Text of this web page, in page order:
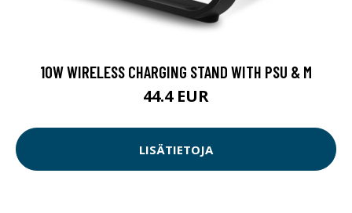
10W WIRELESS CHARGING STAND WITH PSU & M
44.4 EUR
LISÄTIETOJA